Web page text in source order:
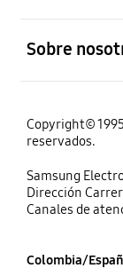
Sobre
Copyright©
reservados.
Samsung
Dirección
Canales de
Colombia/